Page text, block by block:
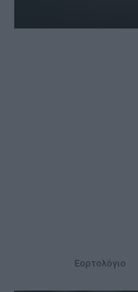
Εορτολόγιο